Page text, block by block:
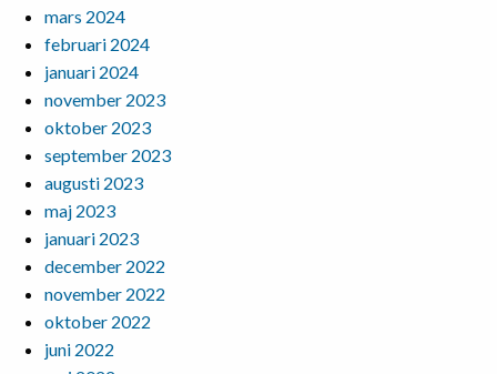
mars 2024
februari 2024
januari 2024
november 2023
oktober 2023
september 2023
augusti 2023
maj 2023
januari 2023
december 2022
november 2022
oktober 2022
juni 2022